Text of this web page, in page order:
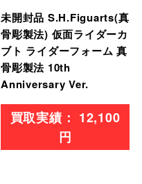
未開封品 S.H.Figuarts(真
骨彫製法) 仮面ライダーカ
ブト ライダーフォーム 真
骨彫製法 10th
Anniversary Ver.
12,100
円